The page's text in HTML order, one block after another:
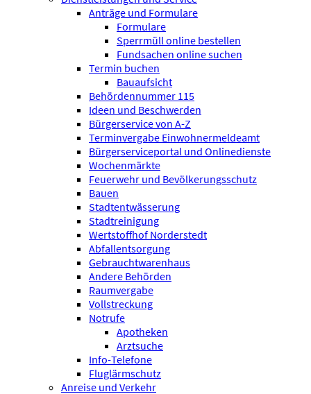
Anträge und Formulare
Formulare
Sperrmüll online bestellen
Fundsachen online suchen
Termin buchen
Bauaufsicht
Behördennummer 115
Ideen und Beschwerden
Bürgerservice von A-Z
Terminvergabe Einwohnermeldeamt
Bürgerserviceportal und Onlinedienste
Wochenmärkte
Feuerwehr und Bevölkerungsschutz
Bauen
Stadtentwässerung
Stadtreinigung
Wertstoffhof Norderstedt
Abfallentsorgung
Gebrauchtwarenhaus
Andere Behörden
Raumvergabe
Vollstreckung
Notrufe
Apotheken
Arztsuche
Info-Telefone
Fluglärmschutz
Anreise und Verkehr